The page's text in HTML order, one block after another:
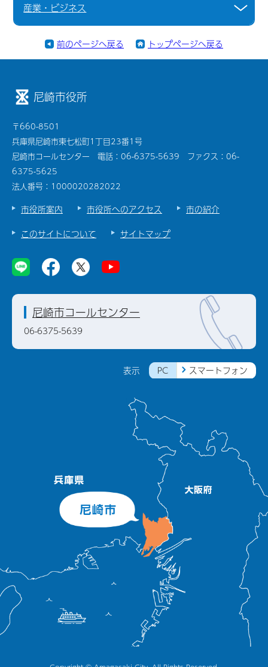
産業・ビジネス
前のページへ戻る トップページへ戻る
尼崎市役所
〒660-8501
兵庫県尼崎市東七松町1丁目23番1号
尼崎市コールセンター 電話：06-6375-5639 ファクス：06-
6375-5625
法人番号：1000020282022
市役所案内 市役所へのアクセス
市の紹介
このサイトについて
サイトマップ
表示 PC スマートフォン
尼崎市コールセンター
06-6375-5639